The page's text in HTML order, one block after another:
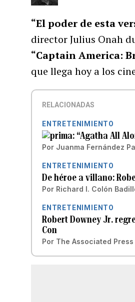
“El poder de esta
director Julius Onah
“Captain America:
que llega hoy a los
RELACIONADAS
ENTRETENIMIENTO
“Agatha All
Por Juanma Fernández
ENTRETENIMIENTO
De héroe a villano:
Por Richard I. Colón
ENTRETENIMIENTO
Robert Downey Jr.
Con
Por The Associated Press